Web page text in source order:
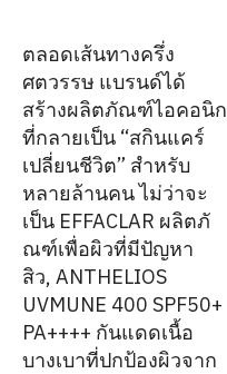
ตลอดเส้นทางครึ่ง
ศตวรรษ แบรนด์ได้
สร้างผลิตภัณฑ์ไอคอนิก
ที่กลายเป็น “สกินแคร์
เปลี่ยนชีวิต” สำหรับ
หลายล้านคน ไม่ว่าจะ
เป็น EFFACLAR ผลิตภั
ณฑ์เพื่อผิวที่มีปัญหา
สิว, ANTHELIOS
UVMUNE 400 SPF50+
PA++++ กันแดดเนื้อ
บางเบาที่ปกป้องผิวจาก
Ultra-long UVA, MELA
B3 SERUM เซรั่มลด
เลือนจุดด่างดำฝัง
ลึก, CICAPLAST
BAUME B5+ บาล์มอ่อน
โยนสำหรับผิวระคาย
เคืองง่ายที่เหมาะกับทุก
คนในครอบครัว
และ LIPIKAR BAUME
AP+M บาล์มเพื่อผิวแห้ง
และแพ้ง่ายที่ใช้ได้ทุก